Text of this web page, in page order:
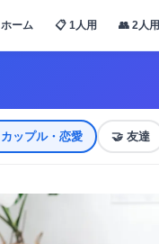
ホーム 📋 1人用 👥 2人用
カップル・恋愛 🤝 友達